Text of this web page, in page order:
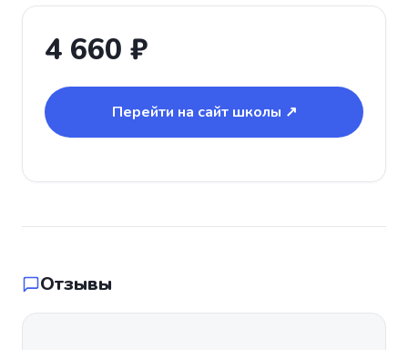
4 660 ₽
Перейти на сайт школы ↗
Отзывы